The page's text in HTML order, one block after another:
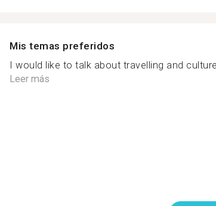
Mis temas preferidos
I would like to talk about travelling and
Leer más